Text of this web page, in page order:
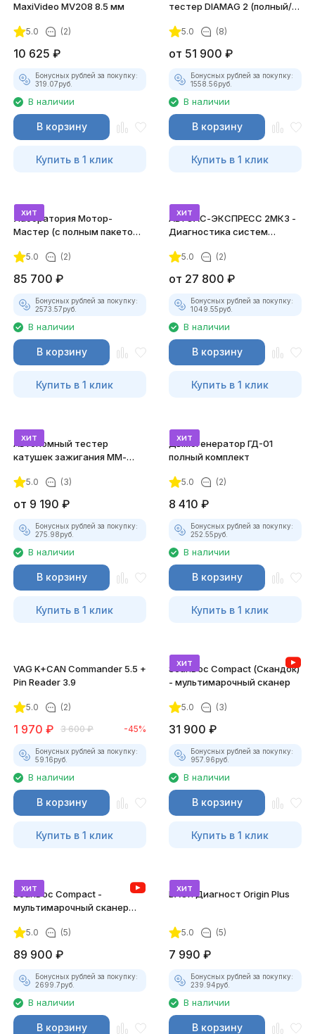
MaxiVideo MV208 8.5 мм
5.0 (2)
10 625 ₽
Бонусных рублей за покупку:
319.07руб.
В наличии
В корзину
Купить в 1 клик
тестер DIAMAG 2 (полный/
5.0 (8)
от 51 900 ₽
Бонусных рублей за покупку:
1558.56руб.
В наличии
В корзину
Купить в 1 клик
хит
Лаборатория Мотор-
Мастер (с полным пакетом
5.0 (2)
85 700 ₽
Бонусных рублей за покупку:
2573.57руб.
В наличии
В корзину
Купить в 1 клик
хит
АВТОАС-ЭКСПРЕСС 2МК3 -
Диагностика систем
5.0 (2)
от 27 800 ₽
Бонусных рублей за покупку:
1049.55руб.
В наличии
В корзину
Купить в 1 клик
хит
Автономный тестер
катушек зажигания ММ-
комплект)
5.0 (3)
от 9 190 ₽
Бонусных рублей за покупку:
275.98руб.
В наличии
В корзину
Купить в 1 клик
хит
Дымогенератор ГД-01
полный комплект
5.0 (2)
8 410 ₽
Бонусных рублей за покупку:
252.55руб.
В наличии
В корзину
Купить в 1 клик
VAG K+CAN Commander 5.5 +
Pin Reader 3.9
5.0 (2)
1 970 ₽ 3 600 ₽ -45%
Бонусных рублей за покупку:
59.16руб.
В наличии
В корзину
Купить в 1 клик
хит
ScanDoc Compact (Скандок)
- мультимарочный сканер
5.0 (3)
31 900 ₽
Бонусных рублей за покупку:
957.96руб.
В наличии
В корзину
Купить в 1 клик
хит
ScanDoc Compact -
мультимарочный сканер
5.0 (5)
89 900 ₽
Бонусных рублей за покупку:
2699.7руб.
В наличии
В корзину
хит
ВАСЯ Диагност Origin Plus
5.0 (5)
7 990 ₽
Бонусных рублей за покупку:
239.94руб.
В наличии
В корзину